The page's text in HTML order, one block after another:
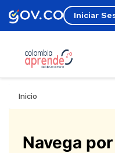
Iniciar
Estás aquí
Inicio
Navega